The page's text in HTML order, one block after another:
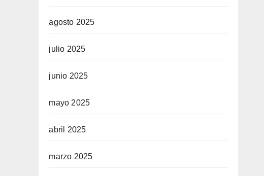
agosto 2025
julio 2025
junio 2025
mayo 2025
abril 2025
marzo 2025